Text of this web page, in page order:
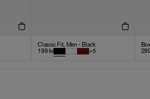
Classic Fit, Men - Black
199 kr +5